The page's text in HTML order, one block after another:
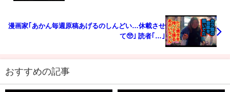
漫画家｢あかん毎週原稿あげるのしんどい…休載させ
て🥺｣ 読者｢…｣
おすすめの記事